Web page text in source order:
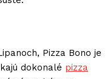
Pizza Bono je
dokonalé pizza